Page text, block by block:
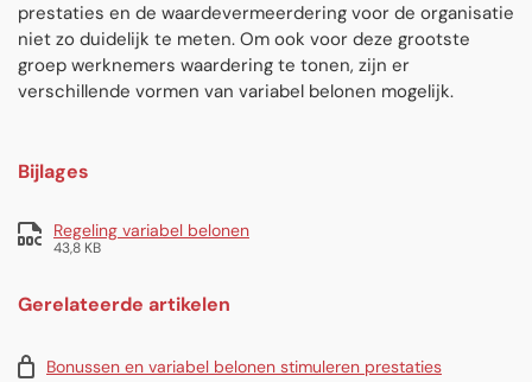
prestaties en de waardevermeerdering voor de organisatie
niet zo duidelijk te meten. Om ook voor deze grootste
groep werknemers waardering te tonen, zijn er
verschillende vormen van variabel belonen mogelijk.
Bijlages
Regeling variabel belonen
43,8 KB
Gerelateerde artikelen
Bonussen en variabel belonen stimuleren prestaties